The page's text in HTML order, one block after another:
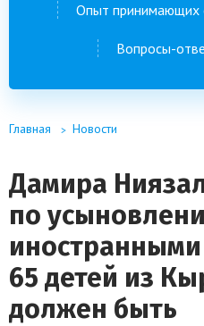
Опыт принимающих
Вопросы-
Главная Новости
Дамира
по
65 детей из
должен быть